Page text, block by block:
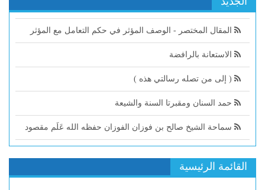
المقال المختصر - الوصف المؤثر في حكم التعامل مع المؤثر
الاستعانة بالرافضة
( إلى من تصله رسالتي هذه )
حمد السنان ومقبرتا السنة والشيعة
سماحة الشيخ صالح بن فوزان الفوزان حفظه الله عَلَم مقصود
القائمة الرئيسية